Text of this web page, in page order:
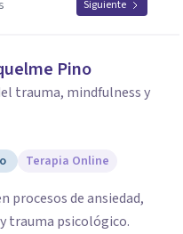
Siguiente
Pino
trauma, mindfulness y
Terapia Online
procesos de ansiedad,
trauma psicológico.